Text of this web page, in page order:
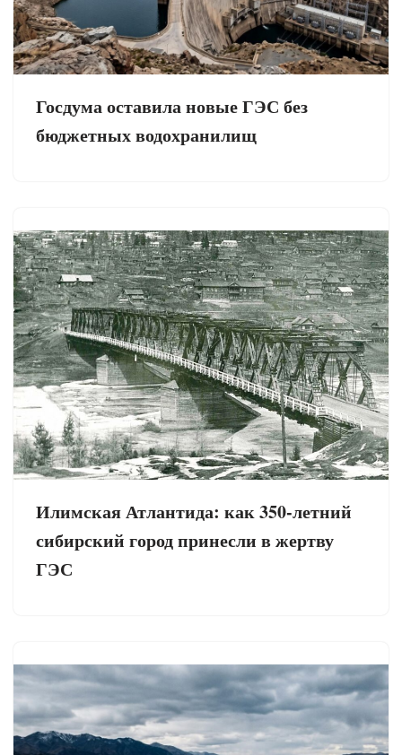
Госдума оставила новые ГЭС без
бюджетных водохранилищ
Илимская Атлантида: как 350-летний
сибирский город принесли в жертву
ГЭС